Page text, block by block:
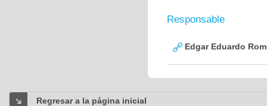
Responsable
Edgar Eduardo
Regresar a la página inicial